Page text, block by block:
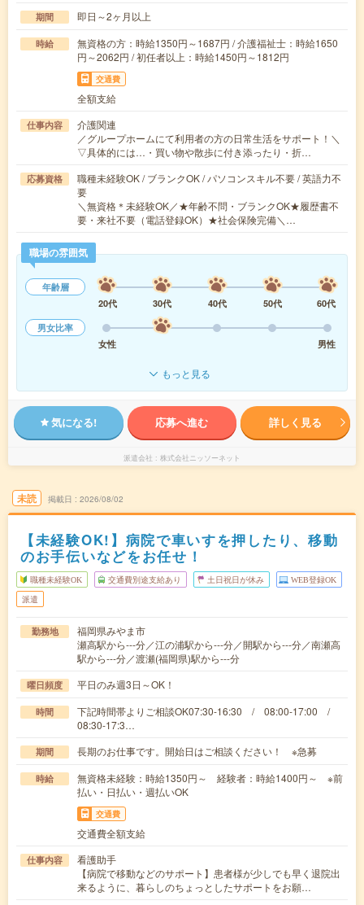
期間 即日～2ヶ月以上
時給
無資格の方：時給1350円～1687円 / 介護福祉士：時給1650
円～2062円 / 初任者以上：時給1450円～1812円
交通費
全額支給
仕事内容
介護関連
／グループホームにて利用者の方の日常生活をサポート！＼
▽具体的には…・買い物や散歩に付き添ったり・折…
応募資格
職種未経験OK / ブランクOK / パソコンスキル不要 / 英語力不
要
＼無資格＊未経験OK／★年齢不問・ブランクOK★履歴書不
要・来社不要（電話登録OK）★社会保険完備＼…
職場の雰囲気
年齢層
20代
30代 40代 50代
60代
男女比率
女性
男性
もっと見る
気になる! 応募へ進む 詳しく見る
派遣会社 株式会社ニッソーネット
未読 掲載日 2026/08/02
【未経験OK!】病院で車いすを押したり、移動
のお手伝いなどをお任せ！
職種未経験OK 交通費別途支給あり 土日祝日が休み WEB登録OK
派遣
勤務地
福岡県みやま市
瀬高駅から---分／江の浦駅から---分／開駅から---分／南瀬高
駅から---分／渡瀬(福岡県)駅から---分
曜日頻度 平日のみ週3日～OK！
時間
下記時間帯よりご相談OK07:30-16:30 / 08:00-17:00 /
08:30-17:3…
期間 長期のお仕事です。開始日はご相談ください！ ※急募
時給
無資格未経験：時給1350円～ 経験者：時給1400円～ ※前
払い・日払い・週払いOK
交通費
交通費全額支給
仕事内容
看護助手
【病院で移動などのサポート】患者様が少しでも早く退院出
来るように、暮らしのちょっとしたサポートをお願…